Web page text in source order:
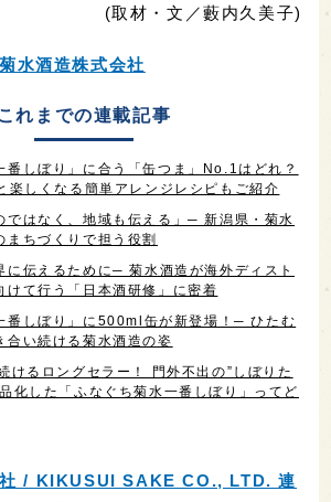
(取材・文／藪内久美子)
菊水酒造株式会社
これまでの連載記事
番しぼり」に合う「缶つま」No.1はどれ？
楽しくなる簡単アレンジレシピもご紹介
ではなく、地域も伝える」─ 新潟県・菊水
まちづくりで担う役割
に伝えるために─ 菊水酒造が海外ディスト
けて行う「日本酒研修」に密着
番しぼり」に500ml缶が新登場！─ ひたむ
合い続ける菊水酒造の姿
けるロングセラー！ 門外不出の”しぼりた
化した「ふなぐち菊水一番しぼり」ってど
社 / KIKUSUI SAKE CO., LTD. 連